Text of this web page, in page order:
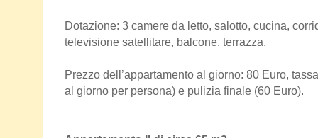
Dotazione: 3 camere da letto, salotto, cucina,
televisione satellitare, balcone, terrazza.
Prezzo dell’appartamento al giorno: 80 Euro,
al giorno per persona) e pulizia finale (60 Euro).